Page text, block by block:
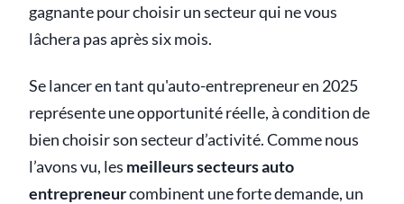
gagnante pour choisir un secteur qui ne vous
lâchera pas après six mois.
Se lancer en tant qu'auto-entrepreneur en 2025
représente une opportunité réelle, à condition de
bien choisir son secteur d’activité. Comme nous
l’avons vu, les meilleurs secteurs auto
entrepreneurcombinent une forte demande, un